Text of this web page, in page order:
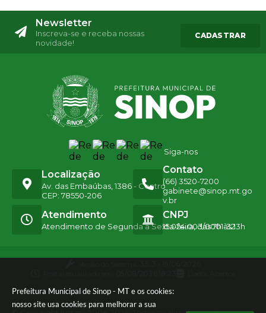
Prefeitura Municipal de Sinop - MT e os cookies:
nosso site usa cookies para melhorar a sua
Newsletter
Inscreva-se e receba nossas
novidade!
CADASTRAR
Siga-nos
Localização
Av. das Embaúbas, 1386 - Centro
CEP: 78550-206
Contato
(66) 3520-7200
gabinete@sinop.mt.go
v.br
Atendimento
Atendimento de Segunda a Sexta-feira, das 7h às 13h
CNPJ
15.024.003/0001-32